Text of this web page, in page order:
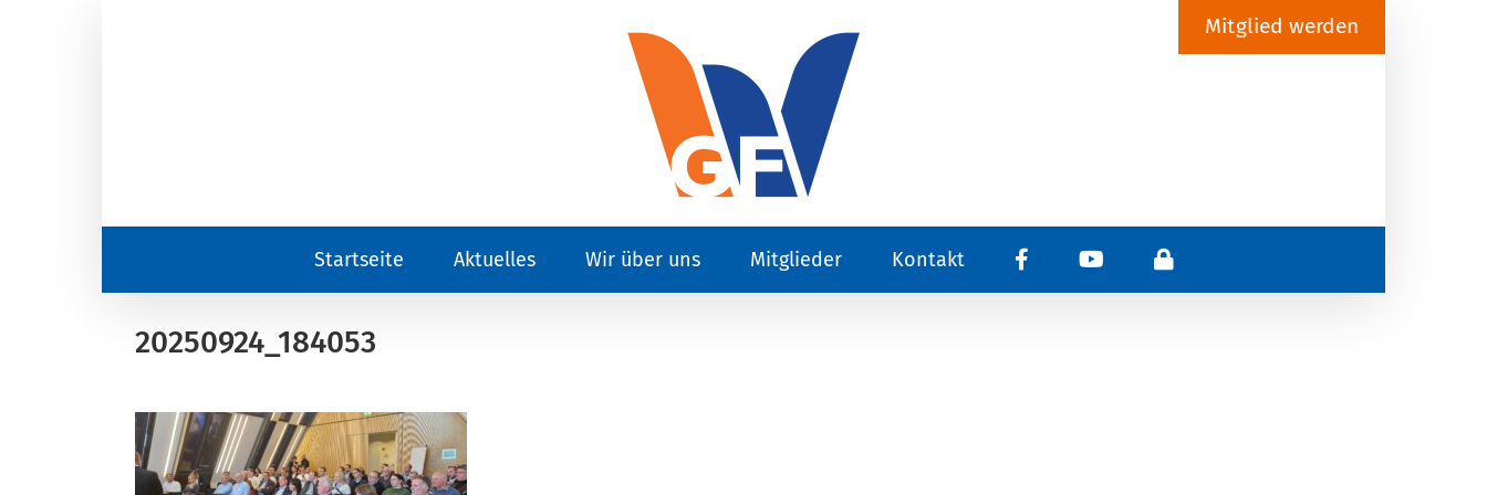
Mitglied werden
Startseite Aktuelles Wir über uns Mitglieder Kontakt
20250924_184053